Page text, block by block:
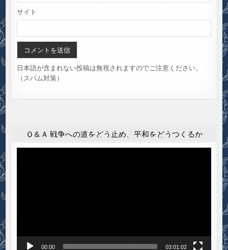
サイト
日本語が含まれない投稿は無視されますのでご注意ください。
（スパム対策）
Ｑ＆Ａ 戦争への道をどう止め、平和をどうつくるか
00:00 03:01:02